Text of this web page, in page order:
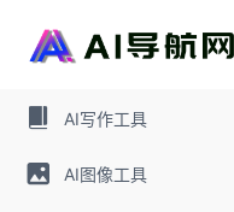
AI写作工具
AI图像工具